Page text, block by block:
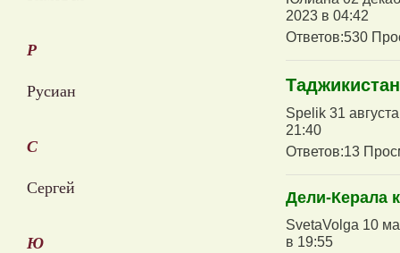
Р
Русиан
С
Сергей
Ю
2023 в 04:42
Ответов:530
Таджикистан
Spelik 31
21:40
Ответов:13
Дели-Керала
SvetaVolga 10
в 19:55